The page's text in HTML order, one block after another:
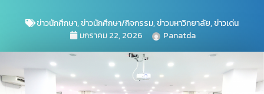
ข่าวนักศึกษา,ข่าวนักศึกษา/กิจกรรม,ข่าวมหาวิทยาลัย,ข่าวเด่น
มกราคม 22, 2026
Panatda